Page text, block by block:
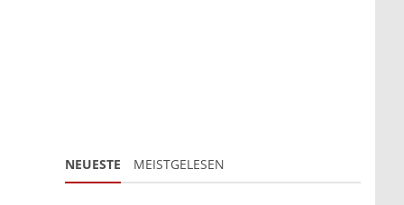
NEUESTE MEISTGELESEN